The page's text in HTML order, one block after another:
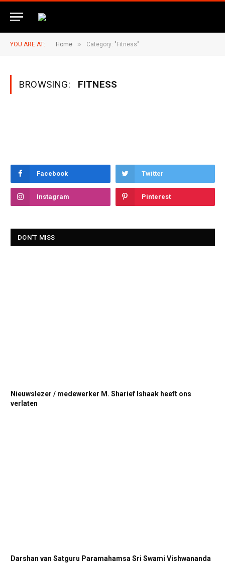
YOU ARE AT: Home » Category: "Fitness"
BROWSING: FITNESS
Facebook Twitter
Instagram Pinterest
DON'T MISS
Nieuwslezer / medewerker M. Sharief Ishaak heeft ons
verlaten
Darshan van Satguru Paramahamsa Sri Swami Vishwananda